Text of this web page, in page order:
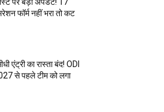
फॉर्म नहीं भरा तो कट
एंट्री का रास्ता बंद! ODI
से पहले टीम को लगा